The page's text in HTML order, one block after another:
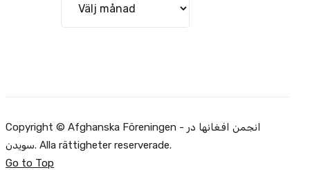
Copyright © Afghanska Föreningen - انجمن افغانها در
سویدن. Alla rättigheter reserverade.
Go to Top